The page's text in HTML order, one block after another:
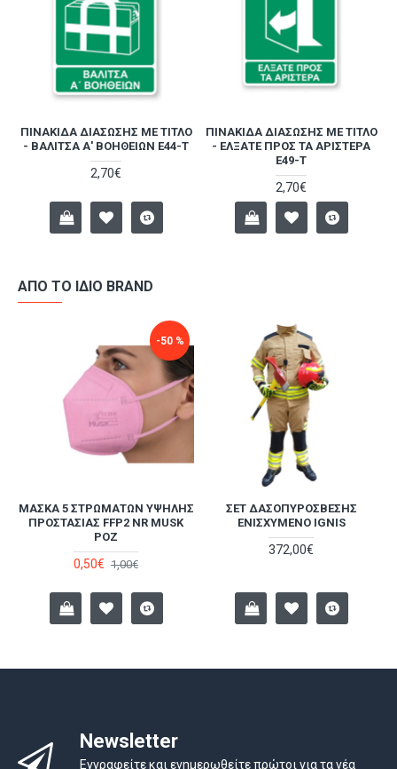
ΠΙΝΑΚΊΔΑ ΔΙΆΣΩΣΗΣ ΜΕ ΤΊΤΛΟ
- ΒΑΛΊΤΣΑ Α' ΒΟΗΘΕΙΏΝ E44-T
2,70€
ΠΙΝΑΚΊΔΑ ΔΙΆΣΩΣΗΣ ΜΕ ΤΊΤΛΟ
- ΈΛΞΑΤΕ ΠΡΟΣ ΤΑ ΑΡΙΣΤΕΡΆ
E49-T
2,70€
ΑΠΌ ΤΟ ΊΔΙΟ BRAND
-50 %
ΜΆΣΚΑ 5 ΣΤΡΩΜΆΤΩΝ ΥΨΗΛΉΣ
ΠΡΟΣΤΑΣΊΑΣ FFP2 NR MUSK
ΡΟΖ
0,50€ 1,00€
ΣΕΤ ΔΑΣΟΠΥΡΌΣΒΕΣΗΣ
ΕΝΙΣΧΥΜΈΝΟ IGNIS
372,00€
Newsletter
Εγγραφείτε και ενημερωθείτε πρώτοι για τα νέα